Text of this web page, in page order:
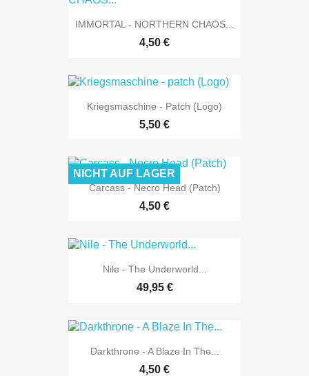
IMMORTAL - NORTHERN CHAOS...
4,50 €
Kriegsmaschine - Patch (Logo)
5,50 €
Carcass - Necro Head (Patch)
4,50 €
NICHT AUF LAGER
Nile - The Underworld...
49,95 €
Darkthrone - A Blaze In The...
4,50 €